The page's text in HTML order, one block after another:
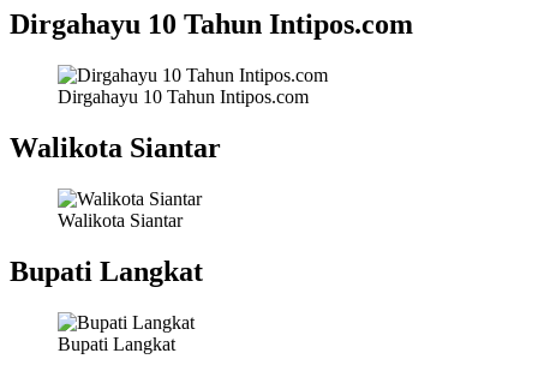
Dirgahayu 10 Tahun Intipos.com
Dirgahayu 10 Tahun Intipos.com
Walikota Siantar
Walikota Siantar
Bupati Langkat
Bupati Langkat